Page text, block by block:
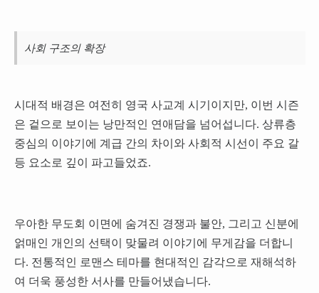
사회 구조의 확장
시대적 배경은 여전히 영국 사교계 시기이지만, 이번 시즌
은 겉으로 보이는 낭만적인 연애담을 넘어섭니다. 상류층
중심의 이야기에 계급 간의 차이와 사회적 시선이 주요 갈
등 요소로 깊이 파고들었죠.
우아한 무도회 이면에 숨겨진 경쟁과 불안, 그리고 신분에
얽매인 개인의 선택이 맞물려 이야기에 무게감을 더합니
다. 전통적인 로맨스 테마를 현대적인 감각으로 재해석하
여 더욱 풍성한 서사를 만들어냈습니다.